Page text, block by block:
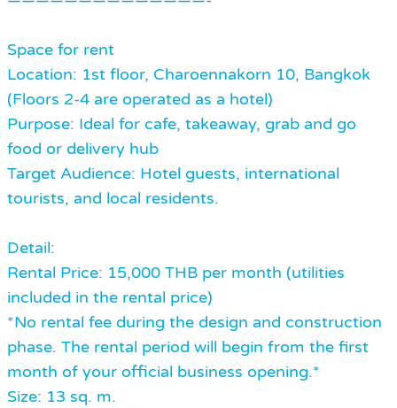
Space for rent
Location: 1st floor, Charoennakorn 10, Bangkok
(Floors 2-4 are operated as a hotel)
Purpose: Ideal for cafe, takeaway, grab and go
food or delivery hub
Target Audience: Hotel guests, international
tourists, and local residents.
Detail:
Rental Price: 15,000 THB per month (utilities
included in the rental price)
*No rental fee during the design and construction
phase. The rental period will begin from the first
month of your official business opening.*
Size: 13 sq. m.